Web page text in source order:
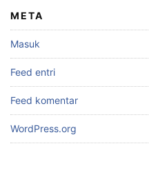
META
Masuk
Feed entri
Feed komentar
WordPress.org